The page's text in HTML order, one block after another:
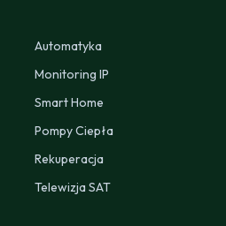
Automatyka
Monitoring IP
Smart Home
Pompy Ciepła
Rekuperacja
Telewizja SAT